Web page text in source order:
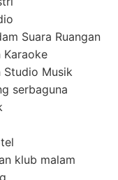
Suara Ruangan
Karaoke
Studio Musik
serbaguna
klub malam